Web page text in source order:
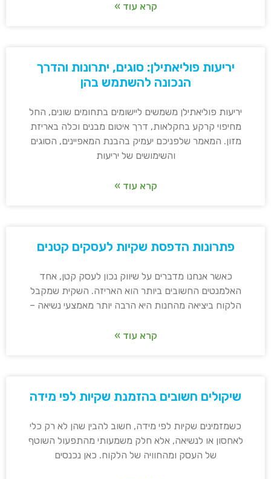
קרא עוד »
יריעות פוליאתילן: סוגים, יתרונות והדרך
הנכונה להשתמש בהן
יריעות פוליאתילן משמשים ליישומים בתחומים שונים, החל
מחיפוי קרקע בחקלאות, דרך איטום מבנים וכלה באריזת
מזון. המאמר שלפניכם יעמיק בהבנת המאפיינים, הסוגים
והשימושים של יריעות
קרא עוד »
פתרונות הדפסת שקיות לעסקים קטנים
כאשר אנחנו מדברים על שיווק נכון לעסק קטן, אחד
האלמנטים החשובים ביותר הוא האריזה. השקית שמקבל
הלקוח ביציאה מהחנות היא הרבה יותר מאמצעי נשיאה –
קרא עוד »
שיקולים חשובים בהזמנת שקיות לפי מידה
כשמזמינים שקיות לפי מידה, חשוב להבין שהן לא רק כלי
לאחסון או לנשיאה, אלא חלק משמעותי מהתפעול השוטף
של העסק ומהחוויה של הלקוח. כאן נכנסים